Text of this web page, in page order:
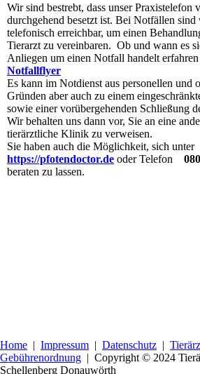
Wir sind bestrebt, dass unser Praxistelefon
durchgehend besetzt ist. Bei Notfällen
telefonisch erreichbar, um einen
Tierarzt zu vereinbaren. Ob und wann es
Anliegen um einen Notfall handelt
Notfallflyer
Es kann im Notdienst aus personellen und
Gründen aber auch zu einem
sowie einer vorübergehenden Schließung
Wir behalten uns dann vor, Sie an eine
tierärztliche Klinik zu verweisen.
Sie haben auch die Möglichkeit, sich unter
https://pfotendoctor.de oder Telefon
beraten zu lassen.
Home | Impressum | Datenschutz |
Gebührenordnung | Copyright © 2024
Schellenberg Donauwörth